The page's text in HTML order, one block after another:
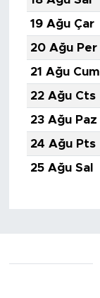
19 Ağu Çar
20 Ağu Per
21 Ağu Cum
22 Ağu Cts
23 Ağu Paz
24 Ağu Pts
25 Ağu Sal